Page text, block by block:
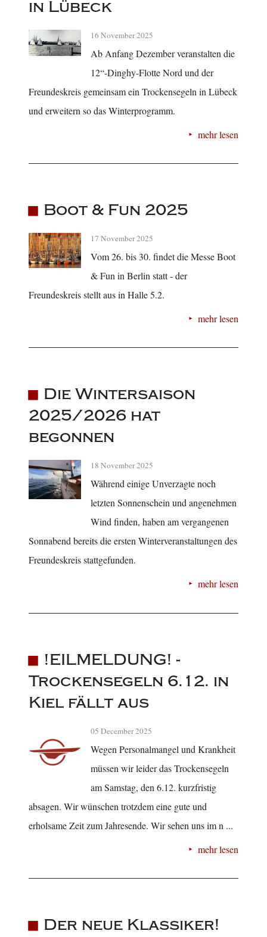
in Lübeck
16 November 2025
Ab Anfang Dezember veranstalten die
12“-Dinghy-Flotte Nord und der
Freundeskreis gemeinsam ein Trockensegeln in Lübeck
und erweitern so das Winterprogramm.
mehr lesen
Boot & Fun 2025
17 November 2025
Vom 26. bis 30. findet die Messe Boot
& Fun in Berlin statt - der
Freundeskreis stellt aus in Halle 5.2.
mehr lesen
Die Wintersaison
2025/2026 hat
begonnen
18 November 2025
Während einige Unverzagte noch
letzten Sonnenschein und angenehmen
Wind finden, haben am vergangenen
Sonnabend bereits die ersten Winterveranstaltungen des
Freundeskreis stattgefunden.
mehr lesen
!EILMELDUNG! -
Trockensegeln 6.12. in
Kiel fällt aus
05 December 2025
Wegen Personalmangel und Krankheit
müssen wir leider das Trockensegeln
am Samstag, den 6.12. kurzfristig
absagen. Wir wünschen trotzdem eine gute und
erholsame Zeit zum Jahresende. Wir sehen uns im n ...
mehr lesen
Der neue Klassiker!